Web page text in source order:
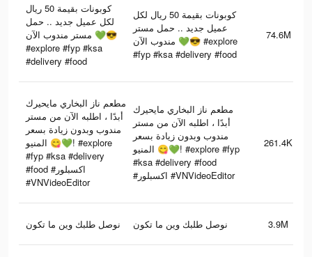
كوبونات بقيمة 50 ريال
لكل عميل جديد .. حمل
مستر مندوب الآن 💚😎
#explore #fyp #ksa
#delivery #food
كوبونات بقيمة 50 ريال لكل
عميل جديد .. حمل مستر
مندوب الآن 💚😎 #explore
#fyp #ksa #delivery #food
74.6M
مطعم ناز البخاري مايحيرك
أبدًا ، اطلبه الآن من مستر
مندوب وبدون زيادة بسعر
المنيو 😋💚! #explore
#fyp #ksa #delivery
#food #اكسبلور
#VNVideoEditor
مطعم ناز البخاري مايحيرك
أبدًا ، اطلبه الآن من مستر
مندوب وبدون زيادة بسعر
المنيو 😋💚! #explore #fyp
#ksa #delivery #food
#اكسبلور #VNVideoEditor
261.4K
نوصل طلبك وين ما تكون نوصل طلبك وين ما تكون 3.9M